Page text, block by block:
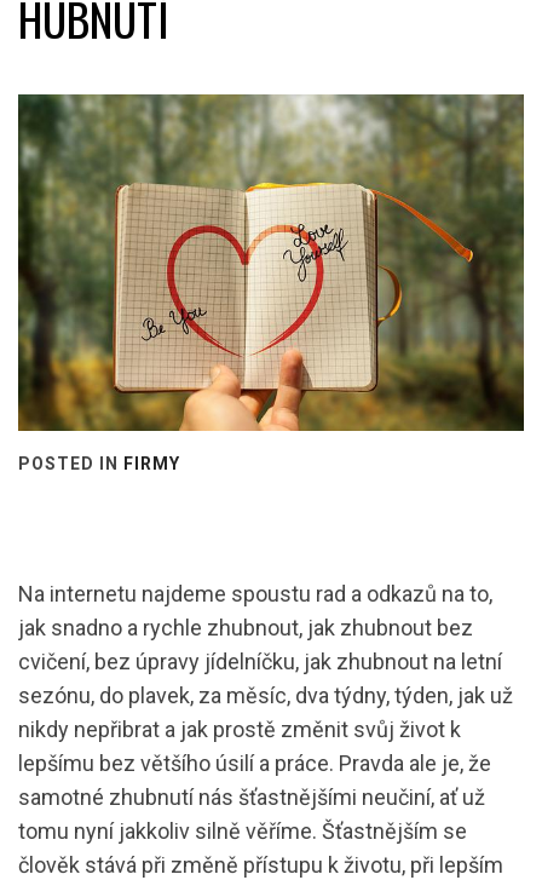
HUBNUTÍ
POSTED IN FIRMY
Na internetu najdeme spoustu rad a odkazů na to,
jak snadno a rychle zhubnout, jak zhubnout bez
cvičení, bez úpravy jídelníčku, jak zhubnout na letní
sezónu, do plavek, za měsíc, dva týdny, týden, jak už
nikdy nepřibrat a jak prostě změnit svůj život k
lepšímu bez většího úsilí a práce. Pravda ale je, že
samotné zhubnutí nás šťastnějšími neučiní, ať už
tomu nyní jakkoliv silně věříme. Šťastnějším se
člověk stává při změně přístupu k životu, při lepším